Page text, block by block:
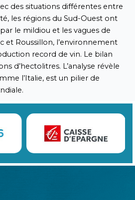
des situations différentes entre
les régions du Sud-Ouest ont
le mildiou et les vagues de
et Roussillon, l’environnement
record de vin. Le bilan
d’hectolitres. L’analyse révèle
l’Italie, est un pilier de